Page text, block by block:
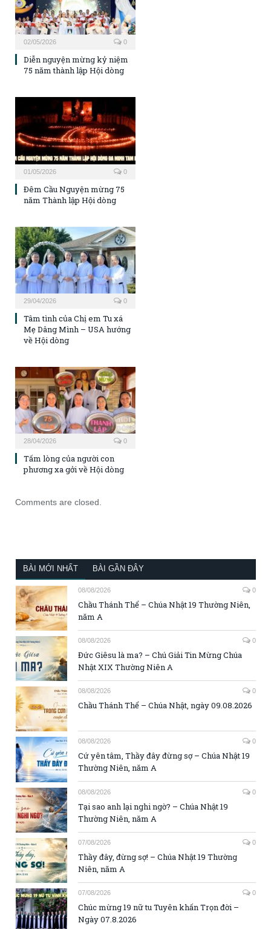
02/05/2026 0
Diễn nguyện mừng kỷ niệm
75 năm thành lập Hội dòng
01/05/2026 0
Đêm Cầu Nguyện mừng 75
năm Thành lập Hội dòng
29/04/2026 0
Tâm tình của Chị em Tu xá
Mẹ Dâng Mình – USA hướng
về Hội dòng
28/04/2026 0
Tấm lòng của người con
phương xa gởi về Hội dòng
Comments are closed.
BÀI MỚI NHẤT BÀI GẦN ĐÂY
08/08/2026 0
Chầu Thánh Thể – Chúa Nhật 19 Thường Niên,
năm A
08/08/2026 0
Đức Giêsu là ma? – Chú Giải Tin Mừng Chúa
Nhật XIX Thường Niên A
08/08/2026 0
Chầu Thánh Thể – Chúa Nhật, ngày 09.08.2026
08/08/2026 0
Cứ yên tâm, Thầy đây đừng sợ – Chúa Nhật 19
Thường Niên, năm A
08/08/2026 0
Tại sao anh lại nghi ngờ? – Chúa Nhật 19
Thường Niên, năm A
07/08/2026 0
Thầy đây, đừng sợ! – Chúa Nhật 19 Thường
Niên, năm A
07/08/2026 0
Chúc mừng 19 nữ tu Tuyên khấn Trọn đời –
Ngày 07.8.2026